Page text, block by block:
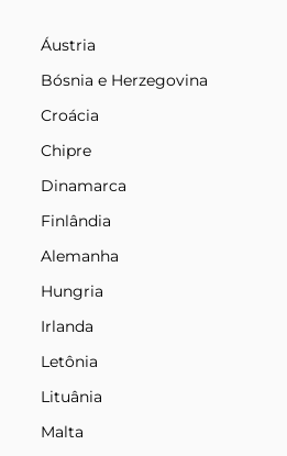
Áustria
Bósnia e Herzegovina
Croácia
Chipre
Dinamarca
Finlândia
Alemanha
Hungria
Irlanda
Letônia
Lituânia
Malta